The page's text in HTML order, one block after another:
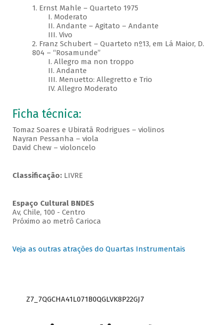
1. Ernst Mahle – Quarteto 1975
I. Moderato
II. Andante – Agitato – Andante
III. Vivo
2. Franz Schubert – Quarteto nº13, em Lá Maior, D.
804 – “Rosamunde”
I. Allegro ma non troppo
II. Andante
III. Menuetto: Allegretto e Trio
IV. Allegro Moderato
Ficha técnica:
Tomaz Soares e Ubiratã Rodrigues – violinos
Nayran Pessanha – viola
David Chew – violoncelo
Classificação:LIVRE
Espaço Cultural BNDES
Av, Chile, 100 - Centro
Próximo ao metrô Carioca
Veja as outras atrações do Quartas Instrumentais
Z7_7QGCHA41L071B0QGLVK8P22GJ7